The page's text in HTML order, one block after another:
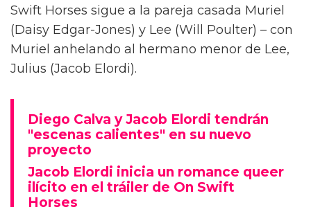
Swift Horses sigue a la pareja casada Muriel
(Daisy Edgar-Jones) y Lee (Will Poulter) – con
Muriel anhelando al hermano menor de Lee,
Julius (Jacob Elordi).
Diego Calva y Jacob Elordi tendrán
"escenas calientes" en su nuevo
proyecto
Jacob Elordi inicia un romance queer
ilícito en el tráiler de On Swift
Horses